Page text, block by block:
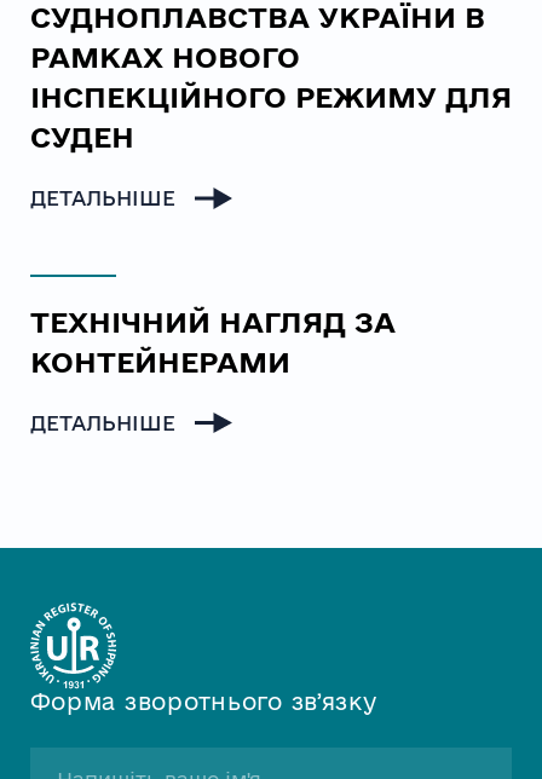
СУДНОПЛАВСТВА УКРАЇНИ В
РАМКАХ НОВОГО
ІНСПЕКЦІЙНОГО РЕЖИМУ ДЛЯ
СУДЕН
ДЕТАЛЬНІШЕ
ТЕХНІЧНИЙ НАГЛЯД ЗА
КОНТЕЙНЕРАМИ
ДЕТАЛЬНІШЕ
Форма зворотнього звʼязку